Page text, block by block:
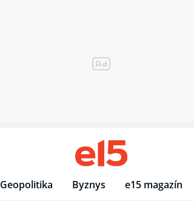
Geopolitika Byznys e15 magazín